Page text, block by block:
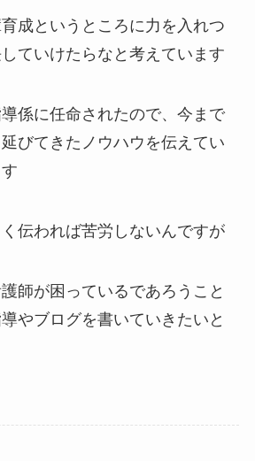
成というところに力を入れつ
ていけたらなと考えています
係に任命されたので、今まで
びてきたノウハウを伝えてい
伝われば苦労しないんですが
師が困っているであろうこと
やブログを書いていきたいと